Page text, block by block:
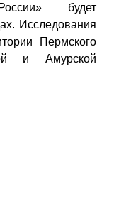
будет
Исследования
Пермского
и Амурской